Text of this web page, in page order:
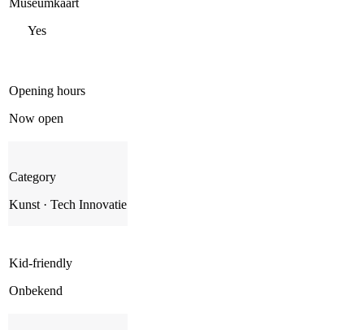
Museumkaart
Yes
Opening hours
Now open
Category
Kunst · Tech Innovatie
Kid-friendly
Onbekend